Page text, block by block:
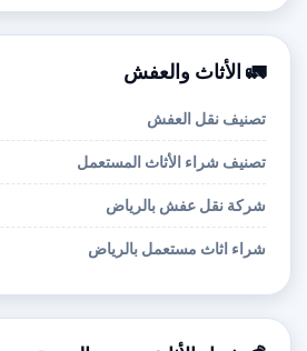
🚛 الأثاث والعفش
تصنيف نقل العفش
تصنيف شراء الأثاث المستعمل
شركة نقل عفش بالرياض
شراء اثاث مستعمل بالرياض